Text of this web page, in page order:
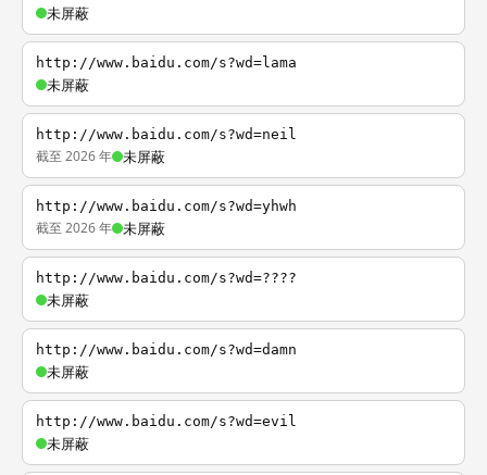
未屏蔽
http://www.baidu.com/s?wd=lama
未屏蔽
http://www.baidu.com/s?wd=neil
截至 2026 年 未屏蔽
http://www.baidu.com/s?wd=yhwh
截至 2026 年 未屏蔽
http://www.baidu.com/s?wd=????
未屏蔽
http://www.baidu.com/s?wd=damn
未屏蔽
http://www.baidu.com/s?wd=evil
未屏蔽